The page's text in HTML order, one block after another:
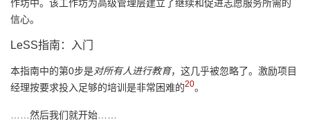
作坊中。该工作坊为高级管理层建立了继续和促进志愿服务所需的
信心。
LeSS指南：入门
本指南中的第0步是对所有人进行教育，这几乎被忽略了。激励项目
经理按要求投入足够的培训是非常困难的20。
……然后我们就开始……